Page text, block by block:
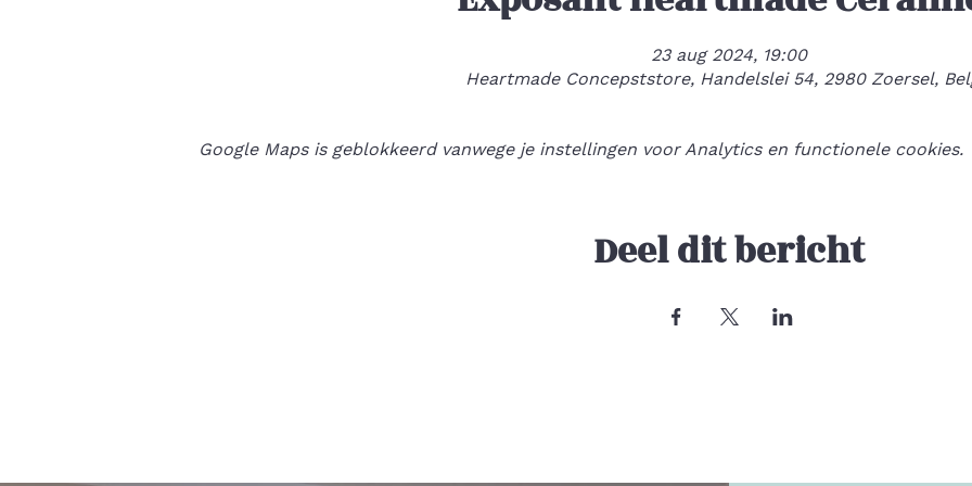
23 aug 2024, 19:00
Heartmade Concepststore, Handelslei 54, 2980 Zoersel,
Google Maps is geblokkeerd vanwege je instellingen voor Analytics en functionele cookies.
Deel dit bericht